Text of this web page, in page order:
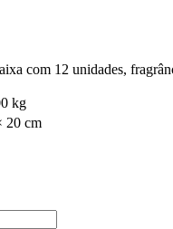
com 12 unidades,
kg
20 cm